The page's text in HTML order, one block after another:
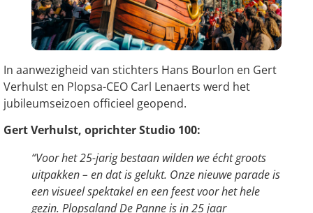
In aanwezigheid van stichters Hans Bourlon en Gert
Verhulst en Plopsa-CEO Carl Lenaerts werd het
jubileumseizoen officieel geopend.
Gert Verhulst, oprichter Studio 100:
“Voor het 25-jarig bestaan wilden we écht groots
uitpakken – en dat is gelukt. Onze nieuwe parade is
een visueel spektakel en een feest voor het hele
gezin. Plopsaland De Panne is in 25 jaar